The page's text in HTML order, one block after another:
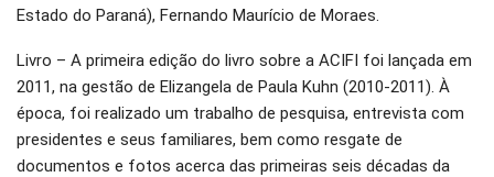
Estado do Paraná), Fernando Maurício de Moraes.
Livro – A primeira edição do livro sobre a ACIFI foi lançada em
2011, na gestão de Elizangela de Paula Kuhn (2010-2011). À
época, foi realizado um trabalho de pesquisa, entrevista com
presidentes e seus familiares, bem como resgate de
documentos e fotos acerca das primeiras seis décadas da